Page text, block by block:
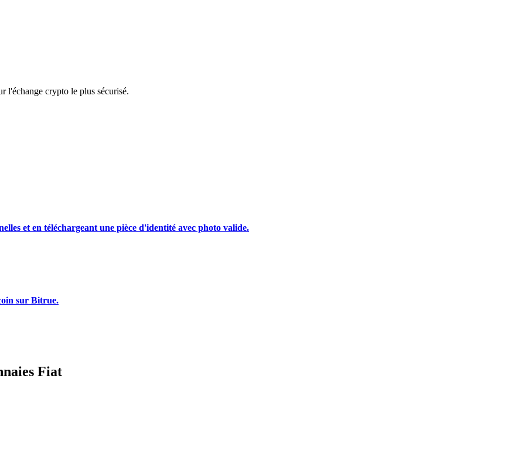
etc.
l'échange crypto le plus sécurisé.
et en téléchargeant une pièce d'identité avec photo valide.
sur Bitrue.
Fiat